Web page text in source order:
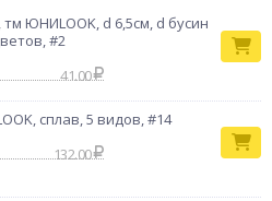
Аккуратный размер и
сочетать её с одеждой
даже простую вещь в
2 вида.
тм ЮНИLOOK, d 6,5см, d бусин
#2
41.00
сплав, 5 видов, #14
132.00